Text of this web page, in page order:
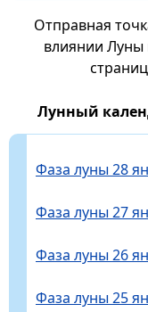
Отправная
влиянии
Лунный
Фаза луны 28
Фаза луны 27
Фаза луны 26
Фаза луны 25